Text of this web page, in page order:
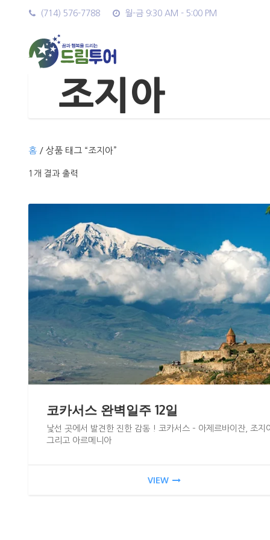
(714) 576-7788 월-금 9:30 AM - 5:00 PM
조지아
홈 / 상품 태그 “조지아”
1개 결과 출력
코카서스 완벽일주 12일
낯선 곳에서 발견한 진한 감동 ! 코카서스 – 아제르바이잔, 조지
그리고 아르메니아
VIEW